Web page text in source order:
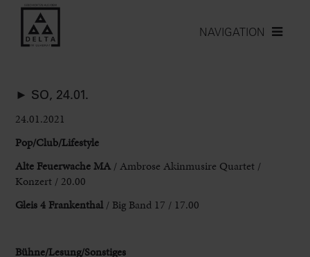
NAVIGATION
► SO, 24.01.
24.01.2021
Pop/Club/Lifestyle
Alte Feuerwache MA / Ambrose Akinmusire Quartet /
Konzert / 20.00
Gleis 4 Frankenthal/ Big Band 17 / 17.00
Bühne/Lesung/Sonstiges